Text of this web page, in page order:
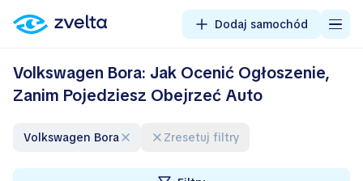
Dodaj samochód
Volkswagen Bora: Jak Ocenić Ogłoszenie,
Zanim Pojedziesz Obejrzeć Auto
Volkswagen Bora Zresetuj filtry